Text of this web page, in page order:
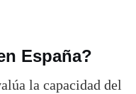
España?
la capacidad del